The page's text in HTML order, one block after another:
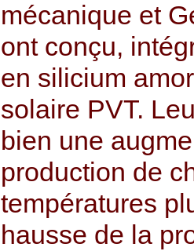
mécanique et
ont conçu,
en silicium
solaire PVT.
bien une
production de
températures
hausse de la